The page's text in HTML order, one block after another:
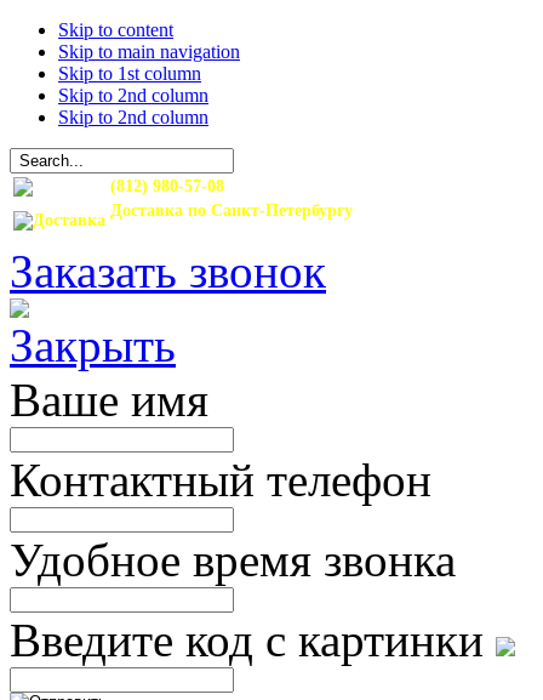
Skip to content
Skip to main navigation
Skip to 1st column
Skip to 2nd column
Skip to 2nd column
(812) 980-57-08
Доставка по Санкт-Петербургу
Заказать звонок
Ваше имя
Контактный телефон
Удобное время звонка
Введите код с картинки